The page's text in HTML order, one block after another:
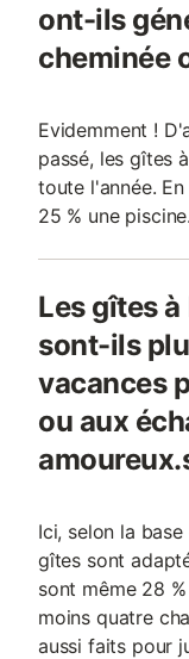
ont-ils
cheminée
Evidemment !
passé, les gîtes
toute l'année.
25 % une piscine.
Les gîtes
sont-ils
vacances
ou aux
Ici, selon la
gîtes sont
sont même 28
moins quatre
aussi faits pour